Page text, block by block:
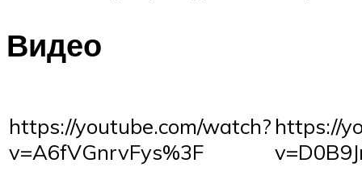
Видео
https://youtube.com/watch?
v=A6fVGnrvFys%3F
https://